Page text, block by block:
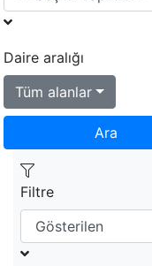
Daire aralığı
Tüm alanlar
Ara
Filtre